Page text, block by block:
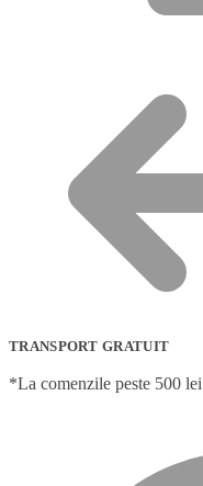
TRANSPORT GRATUIT
*La comenzile peste 500